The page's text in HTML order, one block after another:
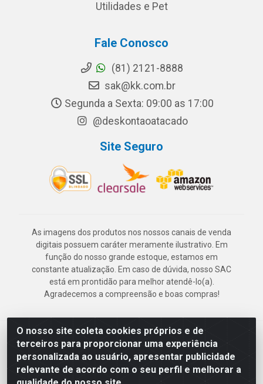
O nosso site coleta cookies próprios e de
terceiros para proporcionar uma experiência
personalizada ao usuário, apresentar publicidade
relevante de acordo com o seu perfil e melhorar a
Utilidades e Pet
Fale Conosco
(81) 2121-8888
sak@kk.com.br
Segunda a Sexta: 09:00 as 17:00
@deskontaoatacado
Site Seguro
As imagens dos produtos nos nossos canais de venda
digitais possuem caráter meramente ilustrativo. Em
função do nosso grande estoque, estamos em
constante atualização. Em caso de dúvida, nosso SAC
está em prontidão para melhor atendê-lo(a).
Agradecemos a compreensão e boas compras!
Deskontão Atacado - Av. Marechal Mascarenhas de Morais, 2471 -
Imbiribeira - Recife/PE - CEP 51.150-001 - CNPJ 24.150.377/0003-
57